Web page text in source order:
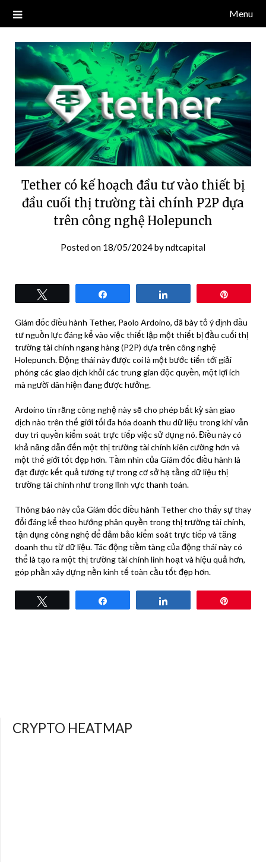
NDT CAPITAL | BLOG TIỀN
ĐIỆN TỬ CRYPTO
Blog về thị trường crypto, tiền điện tử, tiền mã hoá, công nghệ
blockchain.
Menu
Tether có kế hoạch đầu tư vào thiết bị
đầu cuối thị trường tài chính P2P dựa
trên công nghệ Holepunch
Posted on 18/05/2024byndtcapital
Giám đốc điều hành Tether, Paolo Ardoino, đã bày tỏ ý định đầu
tư nguồn lực đáng kể vào việc thiết lập một thiết bị đầu cuối thị
trường tài chính ngang hàng (P2P) dựa trên công nghệ
Holepunch. Động thái này được coi là một bước tiến tới giải
phóng các giao dịch khỏi các trung gian độc quyền, một lợi ích
mà người dân hiện đang được hưởng.
Ardoino tin rằng công nghệ này sẽ cho phép bất kỳ sàn giao
dịch nào trên thế giới tối đa hóa doanh thu dữ liệu trong khi vẫn
duy trì quyền kiểm soát trực tiếp việc sử dụng nó. Điều này có
khả năng dẫn đến một thị trường tài chính kiên cường hơn và
một thế giới tốt đẹp hơn. Tầm nhìn của Giám đốc điều hành là
đạt được kết quả tương tự trong cơ sở hạ tầng dữ liệu thị
trường tài chính như trong lĩnh vực thanh toán.
Thông báo này của Giám đốc điều hành Tether cho thấy sự thay
đổi đáng kể theo hướng phân quyền trong thị trường tài chính,
tận dụng công nghệ để đảm bảo kiểm soát trực tiếp và tăng
doanh thu từ dữ liệu. Tác động tiềm tàng của động thái này có
thể là tạo ra một thị trường tài chính linh hoạt và hiệu quả hơn,
góp phần xây dựng nền kinh tế toàn cầu tốt đẹp hơn.
CRYPTO HEATMAP